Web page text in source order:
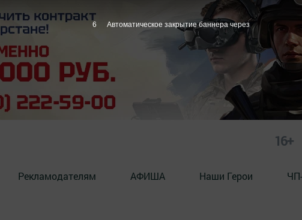
16+
Рекламодателям АФИША Наши Герои
5 Автоматическое закрытие баннера через